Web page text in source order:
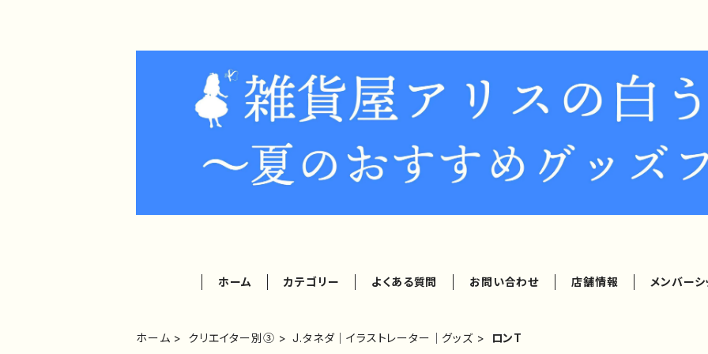
ホーム カテゴリー よくある質問 お問い合わせ 店舗情報 メンバーシ
ホーム クリエイター別③ J.タネダ｜イラストレーター｜グッズ ロンT